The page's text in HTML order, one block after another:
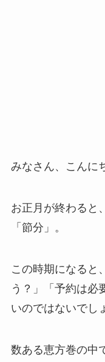
みなさん、こんに
お正月が終わると
「節分」。
この時期になると
う？」「予約は必
いのではないでし
数ある恵方巻の中